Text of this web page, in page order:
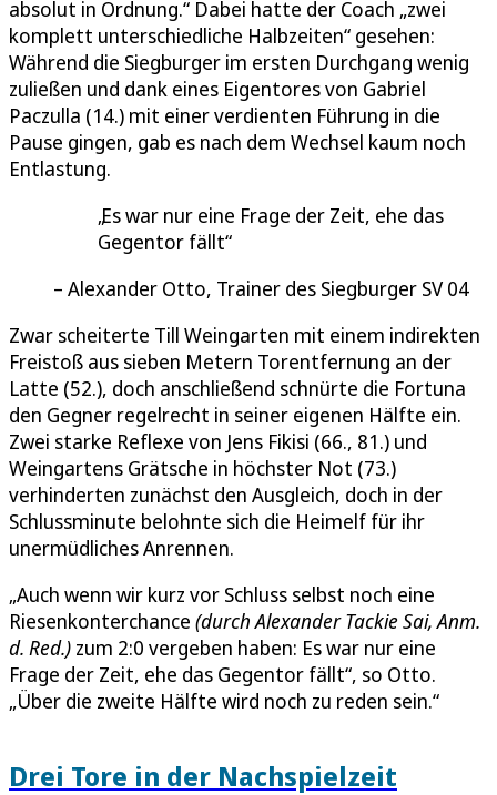
absolut in Ordnung.“ Dabei hatte der Coach „zwei
komplett unterschiedliche Halbzeiten“ gesehen:
Während die Siegburger im ersten Durchgang wenig
zuließen und dank eines Eigentores von Gabriel
Paczulla (14.) mit einer verdienten Führung in die
Pause gingen, gab es nach dem Wechsel kaum noch
Entlastung.
Es war nur eine Frage der Zeit, ehe das
Gegentor fällt
Alexander Otto, Trainer des Siegburger SV 04
Zwar scheiterte Till Weingarten mit einem indirekten
Freistoß aus sieben Metern Torentfernung an der
Latte (52.), doch anschließend schnürte die Fortuna
den Gegner regelrecht in seiner eigenen Hälfte ein.
Zwei starke Reflexe von Jens Fikisi (66., 81.) und
Weingartens Grätsche in höchster Not (73.)
verhinderten zunächst den Ausgleich, doch in der
Schlussminute belohnte sich die Heimelf für ihr
unermüdliches Anrennen.
„Auch wenn wir kurz vor Schluss selbst noch eine
Riesenkonterchance (durch Alexander Tackie Sai, Anm.
d. Red.) zum 2:0 vergeben haben: Es war nur eine
Frage der Zeit, ehe das Gegentor fällt“, so Otto.
„Über die zweite Hälfte wird noch zu reden sein.“
Drei Tore in der Nachspielzeit